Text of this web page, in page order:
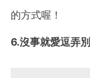
的方式喔！
6.沒事就愛逗弄